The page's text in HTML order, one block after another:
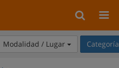
Modalidad / Lugar